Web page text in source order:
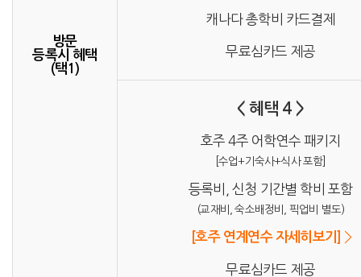
방문
등록시 혜택
(택1)
캐나다 총학비 카드결제
무료심카드 제공
< 혜택 4 >
호주 4주 어학연수 패키지
[수업+기숙사+식사 포함]
등록비, 신청 기간별 학비 포함
(교재비, 숙소배정비, 픽업비 별도)
[호주 연계연수 자세히보기]
무료심카드 제공